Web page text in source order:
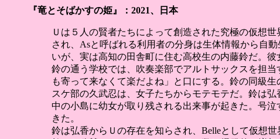
『竜とそばかすの姫』：2021、日本
Ｕは５人の賢者たちによって創造された究極の仮想
され、Asと呼ばれる利用者の分身は生体情報から自
いが、実は高知の田舎町に住む高校生の内藤鈴だ。
鈴の通う学校では、吹奏楽部でアルトサックスを担
も寄って来なくて楽だよね」と口にする。鈴の同級
スケ部の久武忍は、女子たちからモテモテだ。鈴は
中の小島に幼女が取り残される出来事が起きた。号
きた。
鈴は弘香からＵの存在を知らされ、Belleとして仮想